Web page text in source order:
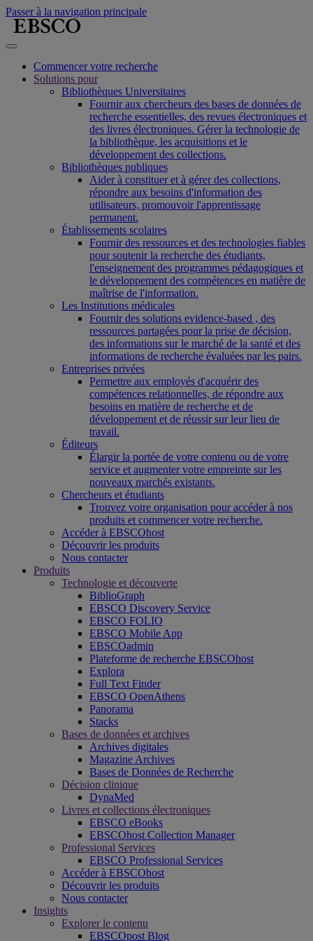
Passer à la navigation principale
Commencer votre recherche
Solutions pour
Bibliothèques Universitaires
Fournir aux chercheurs des bases de données de
recherche essentielles, des revues électroniques et
des livres électroniques. Gérer la technologie de
la bibliothèque, les acquisitions et le
développement des collections.
Bibliothèques publiques
Aider à constituer et à gérer des collections,
répondre aux besoins d'information des
utilisateurs, promouvoir l'apprentissage
permanent.
Établissements scolaires
Fournir des ressources et des technologies fiables
pour soutenir la recherche des étudiants,
l'enseignement des programmes pédagogiques et
le développement des compétences en matière de
maîtrise de l'information.
Les Institutions médicales
Fournir des solutions evidence-based , des
ressources partagées pour la prise de décision,
des informations sur le marché de la santé et des
informations de recherche évaluées par les pairs.
Entreprises privées
Permettre aux employés d'acquérir des
compétences relationnelles, de répondre aux
besoins en matière de recherche et de
développement et de réussir sur leur lieu de
travail.
Éditeurs
Élargir la portée de votre contenu ou de votre
service et augmenter votre empreinte sur les
nouveaux marchés existants.
Chercheurs et étudiants
Trouvez votre organisation pour accéder à nos
produits et commencer votre recherche.
Accéder à EBSCOhost
Découvrir les produits
Nous contacter
Produits
Technologie et découverte
BiblioGraph
EBSCO Discovery Service
EBSCO FOLIO
EBSCO Mobile App
EBSCOadmin
Plateforme de recherche EBSCOhost
Explora
Full Text Finder
EBSCO OpenAthens
Panorama
Stacks
Bases de données et archives
Archives digitales
Magazine Archives
Bases de Données de Recherche
Décision clinique
DynaMed
Livres et collections électroniques
EBSCO eBooks
EBSCOhost Collection Manager
Professional Services
EBSCO Professional Services
Accéder à EBSCOhost
Découvrir les produits
Nous contacter
Insights
Explorer le contenu
EBSCOpost Blog